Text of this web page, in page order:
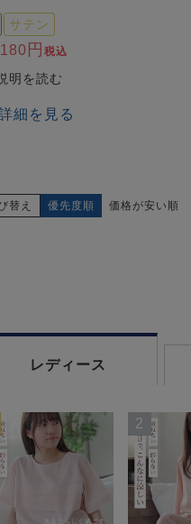
サテン
税込
細を見る
替え 優先度順 価格が安い順
レディース
2